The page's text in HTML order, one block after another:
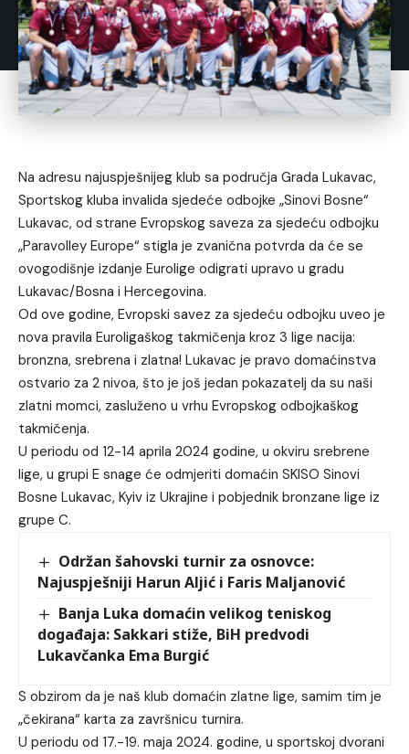
Na adresu najuspješnijeg klub sa područja Grada Lukavac,
Sportskog kluba invalida sjedeće odbojke „Sinovi Bosne“
Lukavac, od strane Evropskog saveza za sjedeću odbojku
„Paravolley Europe“ stigla je zvanična potvrda da će se
ovogodišnje izdanje Eurolige odigrati upravo u gradu
Lukavac/Bosna i Hercegovina.
Od ove godine, Evropski savez za sjedeću odbojku uveo je
nova pravila Euroligaškog takmičenja kroz 3 lige nacija:
bronzna, srebrena i zlatna! Lukavac je pravo domaćinstva
ostvario za 2 nivoa, što je još jedan pokazatelj da su naši
zlatni momci, zasluženo u vrhu Evropskog odbojkaškog
takmičenja.
U periodu od 12-14 aprila 2024 godine, u okviru srebrene
lige, u grupi E snage će odmjeriti domaćin SKISO Sinovi
Bosne Lukavac, Kyiv iz Ukrajine i pobjednik bronzane lige iz
grupe C.
Održan šahovski turnir za osnovce:
Najuspješniji Harun Aljić i Faris Maljanović
Banja Luka domaćin velikog teniskog
događaja: Sakkari stiže, BiH predvodi
Lukavčanka Ema Burgić
S obzirom da je naš klub domaćin zlatne lige, samim tim je
„čekirana“ karta za završnicu turnira.
U periodu od 17.-19. maja 2024. godine, u sportskoj dvorani